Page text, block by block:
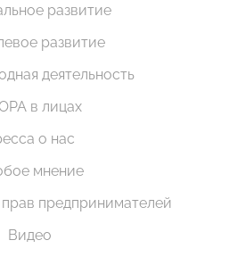
развитие
развитие
деятельность
в лицах
о нас
мнение
предпринимателей
Видео